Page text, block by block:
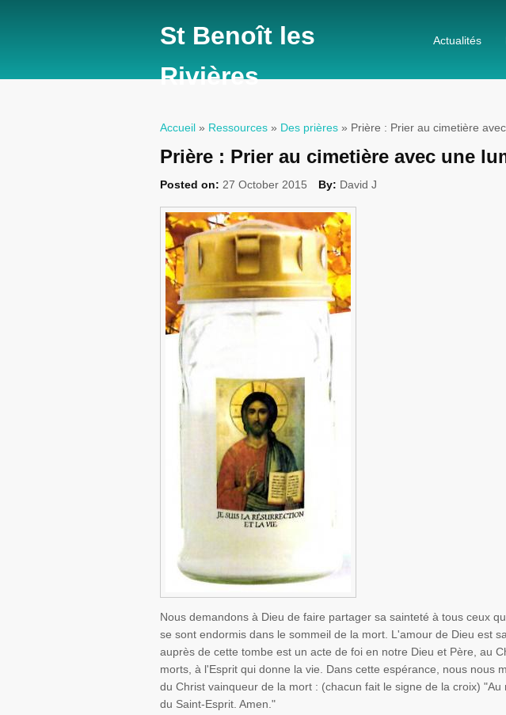
St Benoît les
Rivières
Actualités
Vous êtes ici
Accueil » Ressources » Des prières » Prière : Prier au cimetière
Prière : Prier au cimetière avec une
Posted on: 27 October 2015 By: David J
Nous demandons à Dieu de faire partager sa sainteté à tous ceux
se sont endormis dans le sommeil de la mort. L'amour de Dieu est
auprès de cette tombe est un acte de foi en notre Dieu et Père, au
morts, à l'Esprit qui donne la vie. Dans cette espérance, nous nous
du Christ vainqueur de la mort : (chacun fait le signe de la croix)
du Saint-Esprit. Amen."